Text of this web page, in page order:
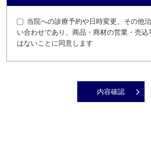
当院への診療予約や日時変更、その他
い合わせであり、商品・商材の営業・売
はないことに同意します
内容確認